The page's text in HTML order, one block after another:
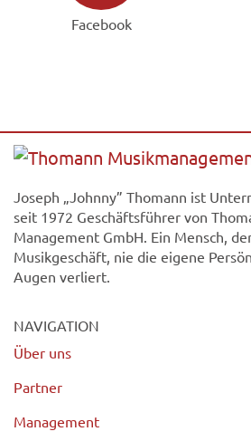
Facebook
Joseph „Johnny” Thomann ist
seit 1972 Geschäftsführer von
Management GmbH. Ein Mensch,
Musikgeschäft, nie die eigene
Augen verliert.
NAVIGATION
Über uns
Partner
Management